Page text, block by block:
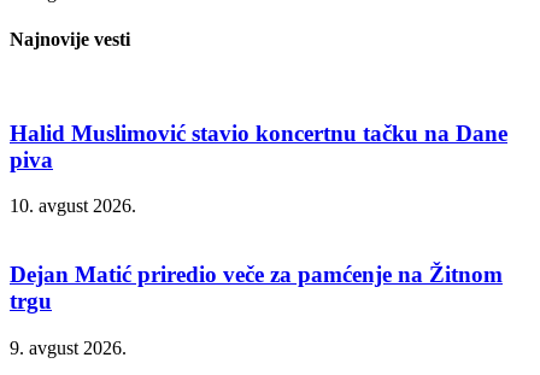
Najnovije vesti
Halid Muslimović stavio koncertnu tačku na Dane
piva
10. avgust 2026.
Dejan Matić priredio veče za pamćenje na Žitnom
trgu
9. avgust 2026.